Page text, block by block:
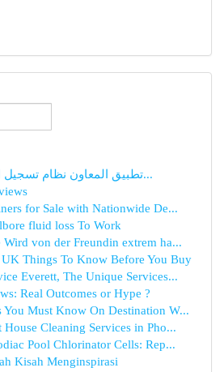
تطبيق المعاون نظام تسجيل الحضور شامل لإ...
for Sale with Nationwide De...
fluid loss To Work
Wird von der Freundin extrem ha...
Things To Know Before You Buy
Everett, The Unique Services...
Real Outcomes or Hype ?
You Must Know On Destination W...
Cleaning Services in Pho...
Pool Chlorinator Cells: Rep...
Kisah Menginspirasi